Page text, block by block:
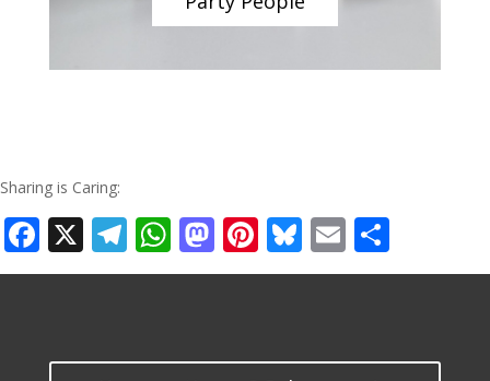
Sharing is Caring:
Facebook
X Telegram
WhatsApp
Mastodon
Pinterest
Bluesky
Email